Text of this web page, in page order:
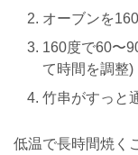
オーブンを
160度で60〜
て時間を調整)
竹串がすっと
低温で長時間焼く